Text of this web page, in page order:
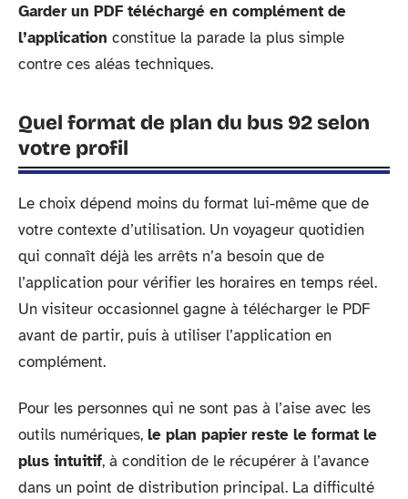
Garder un PDF téléchargé en complément de
l’application constitue la parade la plus simple
contre ces aléas techniques.
Quel format de plan du bus 92 selon
votre profil
Le choix dépend moins du format lui-même que de
votre contexte d’utilisation. Un voyageur quotidien
qui connaît déjà les arrêts n’a besoin que de
l’application pour vérifier les horaires en temps réel.
Un visiteur occasionnel gagne à télécharger le PDF
avant de partir, puis à utiliser l’application en
complément.
Pour les personnes qui ne sont pas à l’aise avec les
outils numériques, le plan papier reste le format le
plus intuitif, à condition de le récupérer à l’avance
dans un point de distribution principal. La difficulté